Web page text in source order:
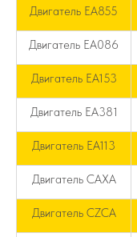
Двигатель EA855
Двигатель EA086
Двигатель EA153
Двигатель EA381
Двигатель EA113
Двигатель CAXA
Двигатель CZCA